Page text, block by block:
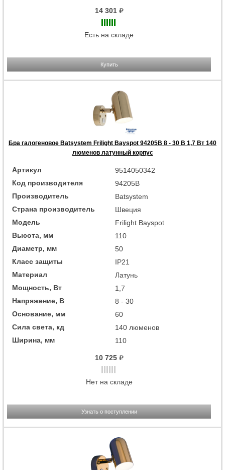
14 301
Есть на складе
Купить
Бра галогеновое Batsystem Frilight Bayspot 94205B 8 - 30 В 1,7 Вт 140
люменов латунный корпус
Артикул
9514050342
Код производителя
94205B
Производитель
Batsystem
Страна производитель
Швеция
Модель
Frilight Bayspot
Высота, мм
110
Диаметр, мм
50
Класс защиты
IP21
Материал
Латунь
Мощность, Вт
1,7
Напряжение, В
8 - 30
Основание, мм
60
Сила света, кд
140 люменов
Ширина, мм
110
10 725
Нет на складе
Узнать о поступлении